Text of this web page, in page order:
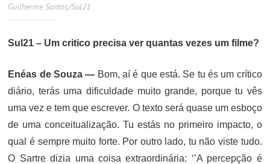
Guilherme Santos/Sul21
Sul21 – Um critico precisa ver quantas vezes um filme?
Enéas de Souza — Bom, aí é que está. Se tu és um crítico
diário, terás uma dificuldade muito grande, porque tu vês
uma vez e tem que escrever. O texto será quase um esboço
de uma conceitualização. Tu estás no primeiro impacto, o
qual é sempre muito forte. Por outro lado, tu não viste tudo.
O Sartre dizia uma coisa extraordinária: ‘’A percepção é